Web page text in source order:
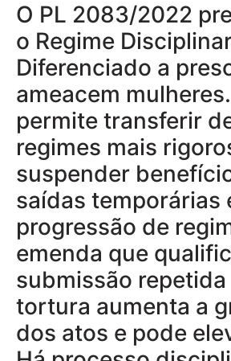
O PL 2083/2022
o Regime
Diferenciado a
ameacem
permite transferir
regimes mais
suspender
saídas temporárias
progressão de
emenda que
submissão
tortura aumenta a
dos atos e pode